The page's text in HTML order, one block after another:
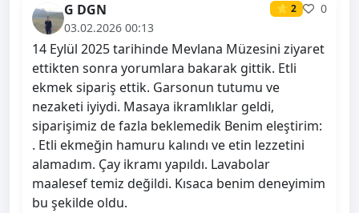
G DGN ⭐ 2
0
03.02.2026 00:13
14 Eylül 2025 tarihinde Mevlana Müzesini ziyaret
ettikten sonra yorumlara bakarak gittik. Etli
ekmek sipariş ettik. Garsonun tutumu ve
nezaketi iyiydi. Masaya ikramlıklar geldi,
siparişimiz de fazla beklemedik Benim eleştirim:
. Etli ekmeğin hamuru kalındı ve etin lezzetini
alamadım. Çay ikramı yapıldı. Lavabolar
maalesef temiz değildi. Kısaca benim deneyimim
bu şekilde oldu.